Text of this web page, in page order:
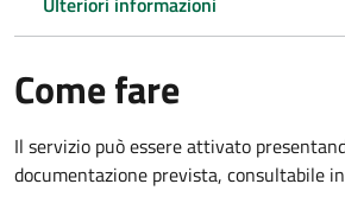
Come fare
Il servizio può essere attivato
documentazione prevista, consultabile